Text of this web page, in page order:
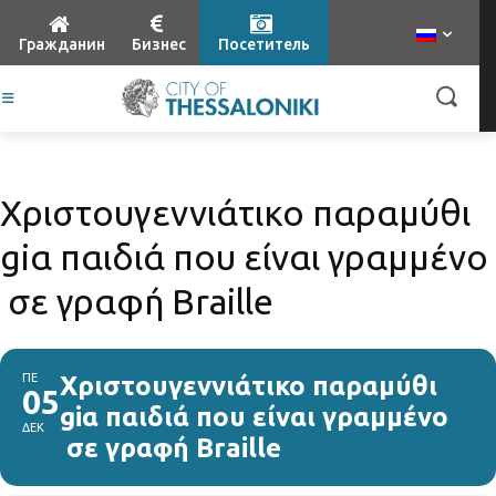
Гражданин Бизнес Посетитель
Xριστουγεννιάτικο παραμύθι
giα παιδιά που είναι γραμμένο
σε γραφή Braille
ΠΕ
05
ΔΕΚ
Xριστουγεννιάτικο παραμύθι
giα παιδιά που είναι γραμμένο
σε γραφή Braille